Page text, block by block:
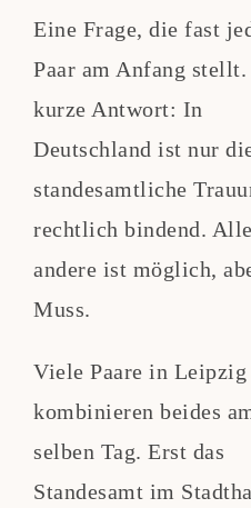
Eine Frage, die fast
Paar am Anfang
kurze Antwort: In
Deutschland ist nur
standesamtliche
rechtlich bindend.
andere ist möglich,
Muss.
Viele Paare in Leipzig
kombinieren beides
selben Tag. Erst das
Standesamt im